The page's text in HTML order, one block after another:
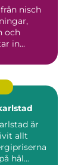
nisch
och
in...
är
allt
hål...